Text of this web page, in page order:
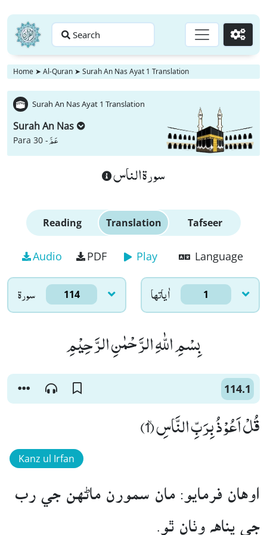
Search Go
Home ➤ Al-Quran ➤ Surah An Nas Ayat 1 Translation
Surah An Nas Ayat 1 Translation
Surah An Nas
Para 30 -عَمَّ
سورة الناس
Reading Translation Tafseer
Audio PDF Play Language
سورۃ 114 اٰياتها 1
بِسْمِ اللّٰهِ الرَّحْمٰنِ الرَّحِیْمِ
114.1
قُلْ اَعُوْذُ بِرَبِّ النَّاسِۙ (1)
Kanz ul Irfan
اوهان فرمايو: مان سمورن ماڻهن جي رب
جي پناهه وٺان ٿو.